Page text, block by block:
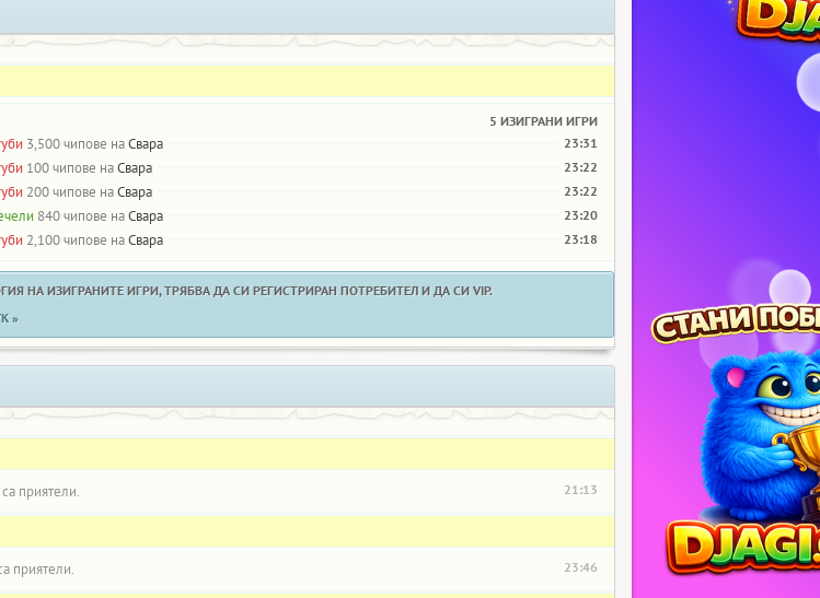
5 ИЗИГРАНИ ИГРИ
3,500 чипове наСвара 23:31
100 чипове наСвара 23:22
200 чипове наСвара 23:22
840 чипове наСвара 23:20
2,100 чипове наСвара 23:18
НА ИЗИГРАНИТЕ ИГРИ, ТРЯБВА ДА СИ РЕГИСТРИРАН ПОТРЕБИТЕЛ И ДА СИ VIP.
»
са приятели. 21:13
приятели. 23:46